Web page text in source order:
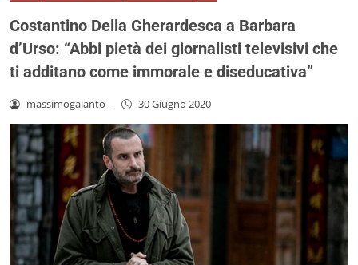
Costantino Della Gherardesca a Barbara
d’Urso: “Abbi pietà dei giornalisti televisivi che
ti additano come immorale e diseducativa”
massimogalanto - 30 Giugno 2020